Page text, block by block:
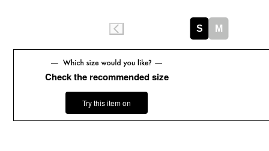
S M
Check the recommended size
Try this item on